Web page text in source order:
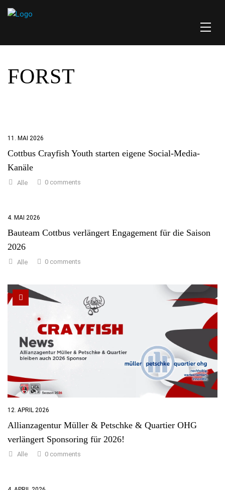
FORST
11. MAI 2026
Cottbus Crayfish Youth starten eigene Social-Media-
Kanäle
Alle 0 comments
4. MAI 2026
Bauteam Cottbus verlängert Engagement für die Saison
2026
Alle 0 comments
12. APRIL 2026
Allianzagentur Müller & Petschke & Quartier OHG
verlängert Sponsoring für 2026!
Alle 0 comments